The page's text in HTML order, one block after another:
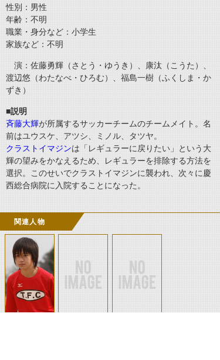
性別：男性
年齢：不明
職業・身分など：小学生
家族など：不明
演：佐藤勇輝（さとう・ゆうき）、康汰（こうた）、
渡辺悠（わたなべ・ひろむ）、福島一樹（ふくしま・か
ずき）
■説明
斉藤大輝が所属するサッカーチームのチームメイト。名
前はユウスケ、アツシ、ミノル、タツヤ。
クラストイマジンは「レギュラーに戻りたい」という大
輝の望みをかなえるため、レギュラーを排除する方法を
選択。このせいでクラストイマジンに襲われ、次々に慶
西総合病院に入院することになった。
関連人物